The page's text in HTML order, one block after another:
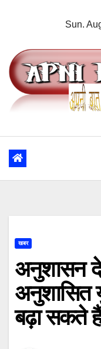
Sun.
खबर
अनुशासन
अनुशासित
बढ़ा सकते